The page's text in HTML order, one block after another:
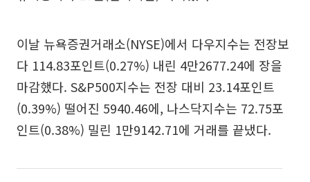
이날 뉴욕증권거래소(NYSE)에서 다우지수는 전장보
다 114.83포인트(0.27%) 내린 4만2677.24에 장을
마감했다. S&P500지수는 전장 대비 23.14포인트
(0.39%) 떨어진 5940.46에, 나스닥지수는 72.75포
인트(0.38%) 밀린 1만9142.71에 거래를 끝냈다.